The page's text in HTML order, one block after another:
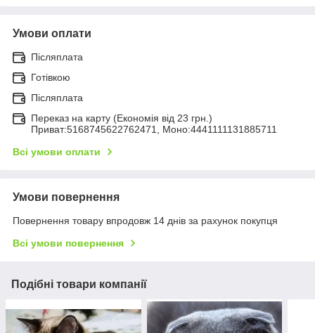
Умови оплати
Післяплата
Готівкою
Післяплата
Переказ на карту (Економія від 23 грн.)
Приват:5168745622762471, Моно:4441111131885711
Всі умови оплати
Умови повернення
Повернення товару впродовж 14 днів за рахунок покупця
Всі умови повернення
Подібні товари компанії